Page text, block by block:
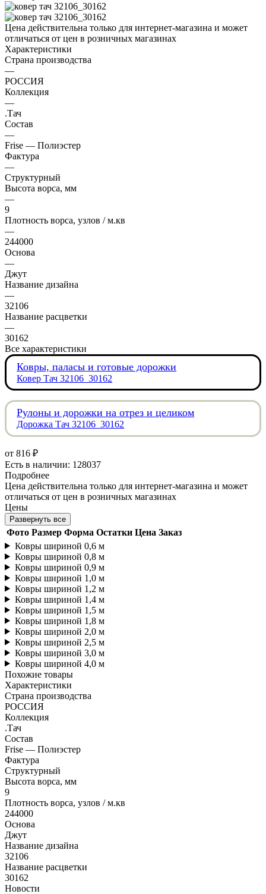
Цена действительна только для интернет-магазина и может
отличаться от цен в розничных магазинах
Характеристики
Страна производства
—
РОССИЯ
Коллекция
—
.Тач
Состав
—
Frise — Полиэстер
Фактура
—
Структурный
Высота ворса, мм
—
9
Плотность ворса, узлов / м.кв
—
244000
Основа
—
Джут
Название дизайна
—
32106
Название расцветки
—
30162
Все характеристики
Ковры, паласы и готовые дорожки
Ковер Тач 32106_30162
Рулоны и дорожки на отрез и целиком
Дорожка Тач 32106_30162
от 816 ₽
Есть в наличии: 128037
Подробнее
Цена действительна только для интернет-магазина и может
отличаться от цен в розничных магазинах
Цены
Развернуть все
Фото Размер Форма Остатки Цена Заказ
Ковры шириной 0,6 м
Ковры шириной 0,8 м
Ковры шириной 0,9 м
Ковры шириной 1,0 м
Ковры шириной 1,2 м
Ковры шириной 1,4 м
Ковры шириной 1,5 м
Ковры шириной 1,8 м
Ковры шириной 2,0 м
Ковры шириной 2,5 м
Ковры шириной 3,0 м
Ковры шириной 4,0 м
Похожие товары
Характеристики
Страна производства
РОССИЯ
Коллекция
.Тач
Состав
Frise — Полиэстер
Фактура
Структурный
Высота ворса, мм
9
Плотность ворса, узлов / м.кв
244000
Основа
Джут
Название дизайна
32106
Название расцветки
30162
Новости